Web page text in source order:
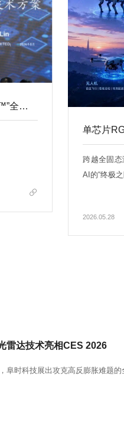
EAC2026大会演讲 | 阜时科技“万向光控™”全固态远距离激光雷达关键技术方案
单芯片
跨越全固
AI的“终极之
2026.05.28
雷达技术亮相CES 2026
阜时科技展出攻克高反膨胀难题